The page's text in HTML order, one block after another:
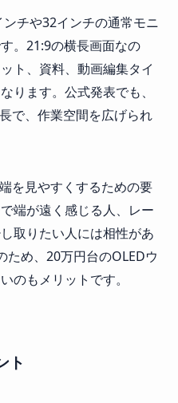
チや32インチの通常モニ
。21:9の横長画面なの
ト、資料、動画編集タイ
ります。公式発表でも、
で、作業空間を広げられ
を見やすくするための要
端が遠く感じる人、レー
取りたい人には相性があ
ため、20万円台のOLEDウ
のもメリットです。
ト